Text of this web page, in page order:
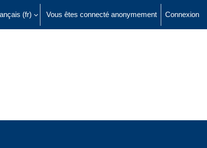
la saisie de recherche
‎(fr)‎ Vous êtes connecté anonymement Connexion